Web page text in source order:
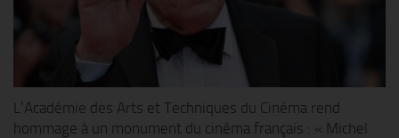
L’Académie des Arts et Techniques du Cinéma rend
hommage à un monument du cinéma français : « Michel